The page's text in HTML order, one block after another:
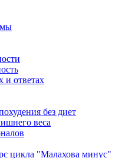
и ответах
без диет
веса
цикла "Малахова минус"